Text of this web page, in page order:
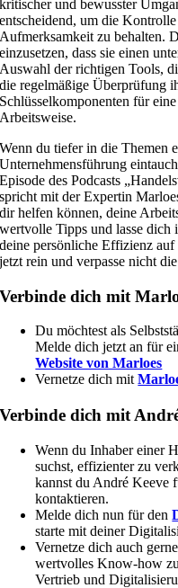
kritischer und bewusster
entscheidend, um die
Aufmerksamkeit zu behalten.
einzusetzen, dass sie einen
Auswahl der richtigen Tools,
die regelmäßige Überprüfung
Schlüsselkomponenten für
Arbeitsweise.
Wenn du tiefer in die Themen
Unternehmensführung
Episode des Podcasts
spricht mit der Expertin
dir helfen können, deine
wertvolle Tipps und lasse dich
deine persönliche Effizienz
jetzt rein und verpasse nicht
Verbinde dich mit
Du möchtest als
Melde dich jetzt an für
Website von Marloes
Vernetze dich mit
Verbinde dich mit
Wenn du Inhaber einer
suchst, effizienter zu
kannst du André Keeve
kontaktieren.
Melde dich nun für den
starte mit deiner
Vernetze dich auch
wertvolles Know-how
Vertrieb und